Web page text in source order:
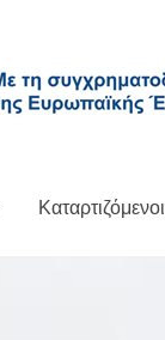
Καταρτιζόμενοι